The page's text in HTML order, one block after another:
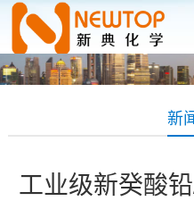
新
工业级新癸酸